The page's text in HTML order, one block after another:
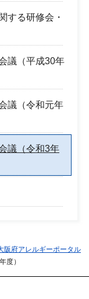
する研修会・
議（平成30年
議（令和元年
議（令和3年
阪府アレルギーポータル
度）